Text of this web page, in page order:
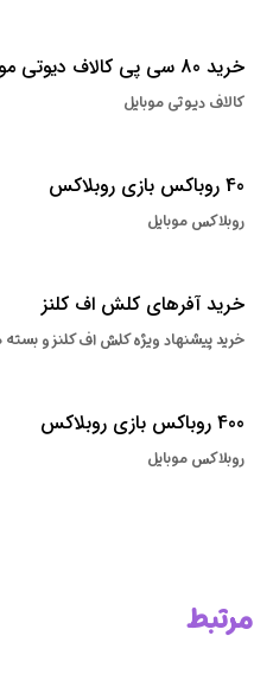
خرید 80 سی پی کالاف دیوتی موبایل
کالاف دیوتی موبایل
40 روباکس بازی روبلاکس
روبلاکس موبایل
خرید آفرهای کلش اف کلنز
خرید پیشنهاد ویژه کلش اف کلنز و بسته
400 روباکس بازی روبلاکس
روبلاکس موبایل
مرتبط